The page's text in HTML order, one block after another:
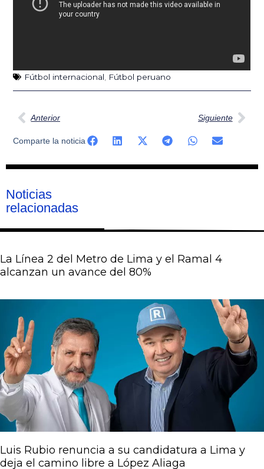
Fútbol internacional Fútbol peruano
Ant
Anterior Siguiente
Comparte la noticia
Noticias
relacionadas
La Línea 2 del Metro de Lima y el Ramal 4
alcanzan un avance del 80%
Luis Rubio renuncia a su candidatura a Lima y
deja el camino libre a López Aliaga
Página
Página
Página
Página
Página